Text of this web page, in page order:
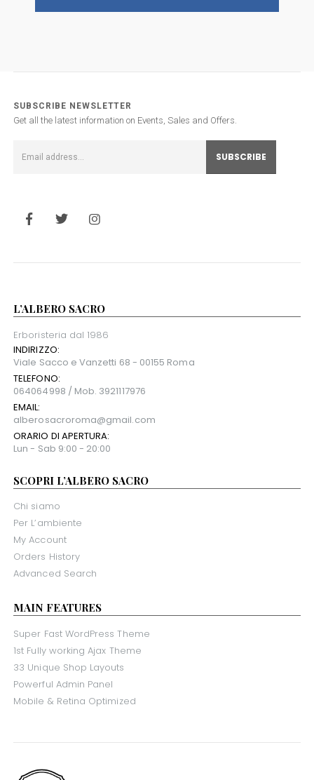
SUBSCRIBE NEWSLETTER
Get all the latest information on Events, Sales and Offers.
L’ALBERO SACRO
Erboristeria dal 1986
INDIRIZZO:
Viale Sacco e Vanzetti 68 - 00155 Roma
TELEFONO:
064064998 / Mob. 3921117976
EMAIL:
alberosacroroma@gmail.com
ORARIO DI APERTURA:
Lun - Sab 9:00 - 20:00
SCOPRI L’ALBERO SACRO
Chi siamo
Per L’ambiente
My Account
Orders History
Advanced Search
MAIN FEATURES
Super Fast WordPress Theme
1st Fully working Ajax Theme
33 Unique Shop Layouts
Powerful Admin Panel
Mobile & Retina Optimized